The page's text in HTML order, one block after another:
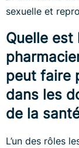
sexuelle et
Quelle est
peut faire
dans les
de la
L’un des rôles